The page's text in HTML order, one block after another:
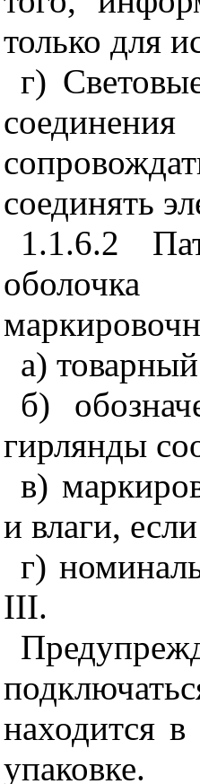
только для
г)
соединять
1.1.6.2
а)
б)
гирлянды
в)
и влаги,
г)
III.
находится
упаковке.